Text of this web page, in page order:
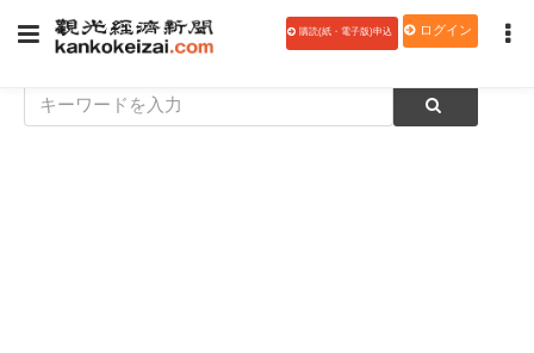
購読(紙・電子版)申込 ログイン